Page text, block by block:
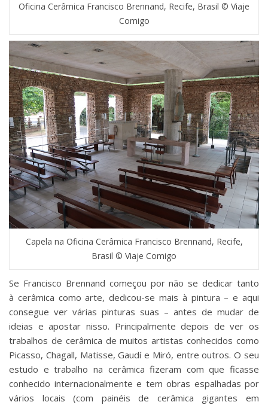
Oficina Cerâmica Francisco Brennand, Recife, Brasil © Viaje
Comigo
Capela na Oficina Cerâmica Francisco Brennand, Recife,
Brasil © Viaje Comigo
Se Francisco Brennand começou por não se dedicar tanto
à cerâmica como arte, dedicou-se mais à pintura – e aqui
consegue ver várias pinturas suas – antes de mudar de
ideias e apostar nisso. Principalmente depois de ver os
trabalhos de cerâmica de muitos artistas conhecidos como
Picasso, Chagall, Matisse, Gaudí e Miró, entre outros. O seu
estudo e trabalho na cerâmica fizeram com que ficasse
conhecido internacionalmente e tem obras espalhadas por
vários locais (com painéis de cerâmica gigantes em